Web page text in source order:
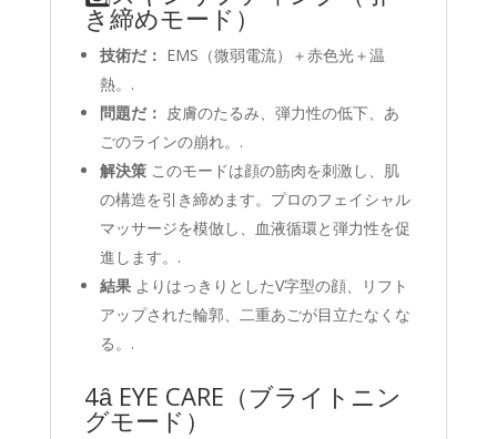
き締めモード）
技術だ： EMS（微弱電流）＋赤色光＋温
熱。.
問題だ： 皮膚のたるみ、弾力性の低下、あ
ごのラインの崩れ。.
解決策このモードは顔の筋肉を刺激し、肌
の構造を引き締めます。プロのフェイシャル
マッサージを模倣し、血液循環と弾力性を促
進します。.
結果よりはっきりとしたV字型の顔、リフト
アップされた輪郭、二重あごが目立たなくな
る。.
4️ȃ EYE CARE（ブライトニン
グモード）